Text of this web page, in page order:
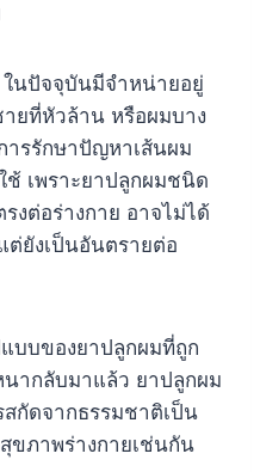
นปัจจุบันมีจำหน่ายอยู่
ยที่หัวล้าน หรือผมบาง
ารรักษาปัญหาเส้นผม
ช้ เพราะยาปลูกผมชนิด
งต่อร่างกาย อาจไม่ได้
ยังเป็นอันตรายต่อ
บบของยาปลูกผมที่ถูก
ากลับมาแล้ว ยาปลูกผม
กัดจากธรรมชาติเป็น
ขภาพร่างกายเช่นกัน